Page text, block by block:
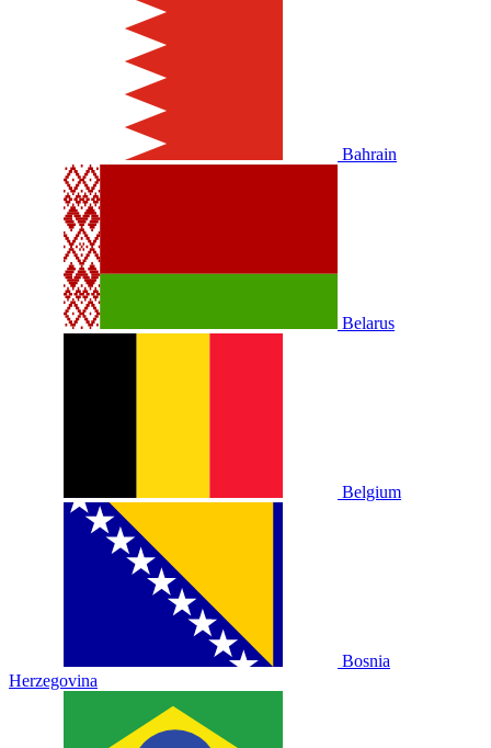
Bahrain
Belarus
Belgium
Bosnia
Herzegovina